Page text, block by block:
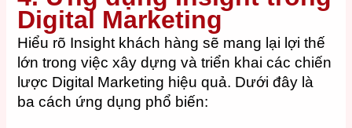
Digital Marketing
Hiểu rõ Insight khách hàng sẽ mang lại lợi thế
lớn trong việc xây dựng và triển khai các chiến
lược Digital Marketing hiệu quả. Dưới đây là
ba cách ứng dụng phổ biến: